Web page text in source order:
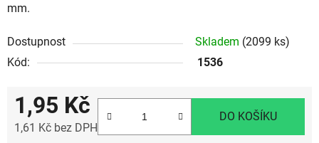
mm.
Dostupnost Skladem (2099 ks)
Kód:
1536
1,95 Kč
1,61 Kč bez DPH
DO KOŠÍKU